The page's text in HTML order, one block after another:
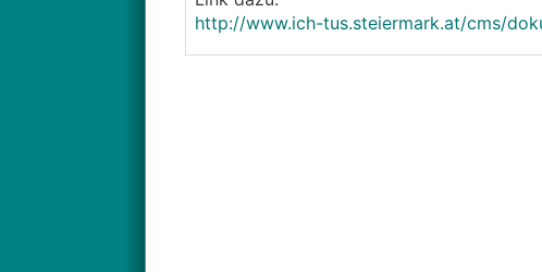
http://www.ich-tus.steiermark.at/cms/